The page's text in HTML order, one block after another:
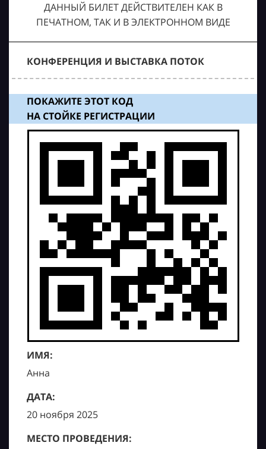
ДАННЫЙ БИЛЕТ ДЕЙСТВИТЕЛЕН КАК В
ПЕЧАТНОМ, ТАК И В ЭЛЕКТРОННОМ ВИДЕ
КОНФЕРЕНЦИЯ И ВЫСТАВКА ПОТОК
ПОКАЖИТЕ ЭТОТ КОД
НА СТОЙКЕ РЕГИСТРАЦИИ
ИМЯ:
Анна
ДАТА:
20 ноября 2025
МЕСТО ПРОВЕДЕНИЯ: